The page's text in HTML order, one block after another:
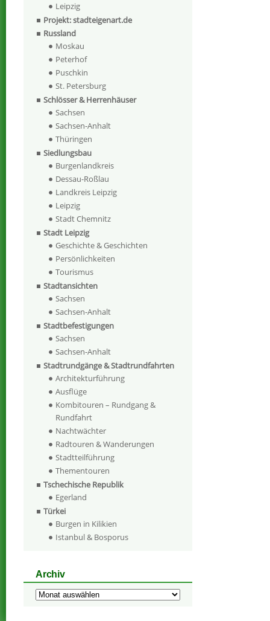
Leipzig
Projekt: stadteigenart.de
Russland
Moskau
Peterhof
Puschkin
St. Petersburg
Schlösser & Herrenhäuser
Sachsen
Sachsen-Anhalt
Thüringen
Siedlungsbau
Burgenlandkreis
Dessau-Roßlau
Landkreis Leipzig
Leipzig
Stadt Chemnitz
Stadt Leipzig
Geschichte & Geschichten
Persönlichkeiten
Tourismus
Stadtansichten
Sachsen
Sachsen-Anhalt
Stadtbefestigungen
Sachsen
Sachsen-Anhalt
Stadtrundgänge & Stadtrundfahrten
Architekturführung
Ausflüge
Kombitouren – Rundgang &
Rundfahrt
Nachtwächter
Radtouren & Wanderungen
Stadtteilführung
Thementouren
Tschechische Republik
Egerland
Türkei
Burgen in Kilikien
Istanbul & Bosporus
Archiv
Archiv